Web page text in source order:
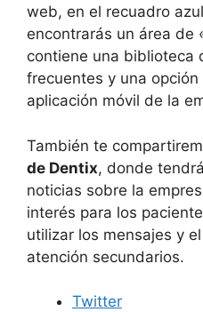
web, en el recuadro
encontrarás un área de
contiene una biblioteca
frecuentes y una
aplicación móvil de la
También te
de Dentix, donde
noticias sobre la
interés para los
utilizar los mensajes y
atención secundarios.
Twitter